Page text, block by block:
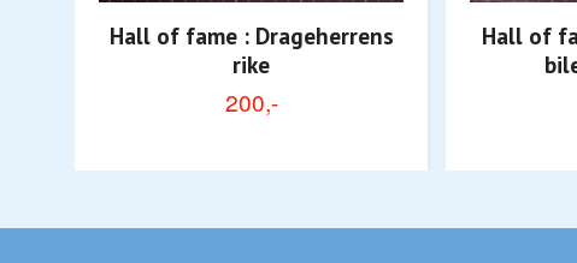
Hall of fame : Drageherrens
rike
200,-
Hall of